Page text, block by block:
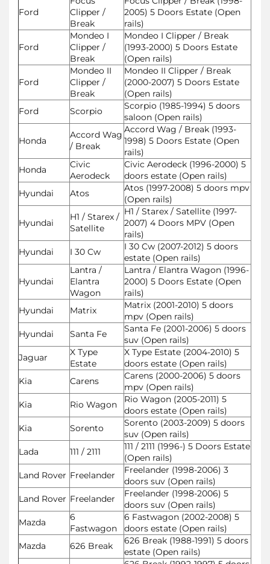
Ford
Clipper /
Break
2005) 5 Doors Estate (Open
rails)
Ford
Mondeo I
Clipper /
Break
Mondeo I Clipper / Break
(1993-2000) 5 Doors Estate
(Open rails)
Ford
Mondeo II
Clipper /
Break
Mondeo II Clipper / Break
(2000-2007) 5 Doors Estate
(Open rails)
Ford
Scorpio
Scorpio (1985-1994) 5 doors
saloon (Open rails)
Honda
Accord Wag
/ Break
Accord Wag / Break (1993-
1998) 5 Doors Estate (Open
rails)
Honda
Civic
Aerodeck
Civic Aerodeck (1996-2000) 5
doors estate (Open rails)
Hyundai
Atos
Atos (1997-2008) 5 doors mpv
(Open rails)
Hyundai
H1 / Starex /
Satellite
H1 / Starex / Satellite (1997-
2007) 4 Doors MPV (Open
rails)
Hyundai
I 30 Cw
I 30 Cw (2007-2012) 5 doors
estate (Open rails)
Hyundai
Lantra /
Elantra
Wagon
Lantra / Elantra Wagon (1996-
2000) 5 Doors Estate (Open
rails)
Hyundai
Matrix
Matrix (2001-2010) 5 doors
mpv (Open rails)
Hyundai
Santa Fe
Santa Fe (2001-2006) 5 doors
suv (Open rails)
Jaguar
X Type
Estate
X Type Estate (2004-2010) 5
doors estate (Open rails)
Kia
Carens
Carens (2000-2006) 5 doors
mpv (Open rails)
Kia
Rio Wagon
Rio Wagon (2005-2011) 5
doors estate (Open rails)
Kia
Sorento
Sorento (2003-2009) 5 doors
suv (Open rails)
Lada
111 / 2111
111 / 2111 (1996-) 5 Doors Estate
(Open rails)
Land Rover Freelander
Freelander (1998-2006) 3
doors suv (Open rails)
Land Rover Freelander
Freelander (1998-2006) 5
doors suv (Open rails)
Mazda
6
Fastwagon
6 Fastwagon (2002-2008) 5
doors estate (Open rails)
Mazda
626 Break
626 Break (1988-1991) 5 doors
estate (Open rails)